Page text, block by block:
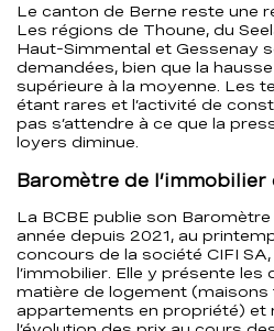
Le canton de Berne reste une
Les régions de Thoune, du
Haut-Simmental et Gessenay
demandées, bien que la
supérieure à la moyenne. Les
étant rares et l’activité de
pas s’attendre à ce que la
loyers diminue.
Baromètre de l’immobilier
La BCBE publie son Baromètre
année depuis 2021, au
concours de la société CIFI
l’immobilier. Elle y présente
matière de logement (maisons
appartements en propriété) et